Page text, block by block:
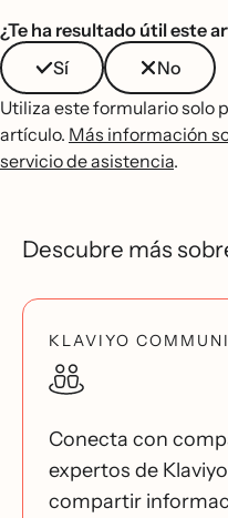
¿Te ha resultado útil este
Sí
No
Utiliza este formulario solo
artículo. Más información
servicio de asistencia.
Descubre más
KLAVIYO
Conecta con
expertos de
compartir